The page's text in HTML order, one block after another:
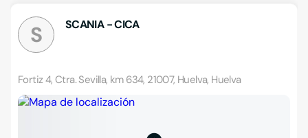
S SCANIA - CICA
Fortiz 4, Ctra. Sevilla, km 634, 21007, Huelva, Huelva